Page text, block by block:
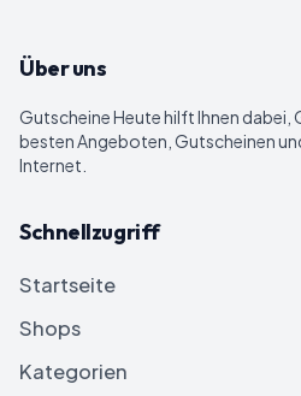
Über uns
Gutscheine Heutehilft Ihnen dabei,
besten Angeboten, Gutscheinen
Internet.
Schnellzugriff
Startseite
Shops
Kategorien